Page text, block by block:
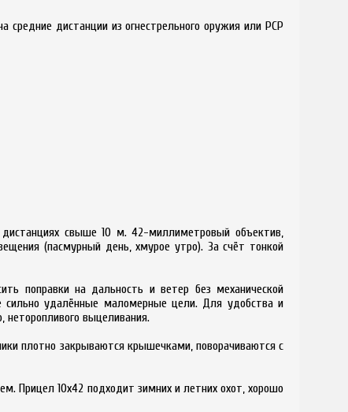
дистанции из огнестрельного оружия или PCP
свыше 10 м. 42-миллиметровый объектив,
(пасмурный день, хмурое утро). За счёт тонкой
поправки на дальность и ветер без механической
сильно удалённые маломерные цели. Для удобства и
неторопливого выцеливания.
плотно закрываются крышечками, поворачиваются с
Прицел 10x42 подходит зимних и летних охот, хорошо